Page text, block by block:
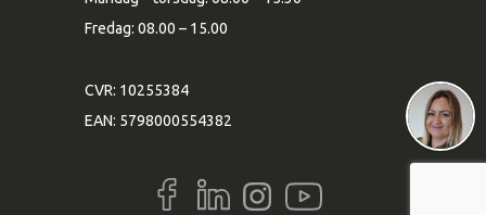
Fredag: 08.00 – 15.00
CVR: 10255384
EAN: 5798000554382